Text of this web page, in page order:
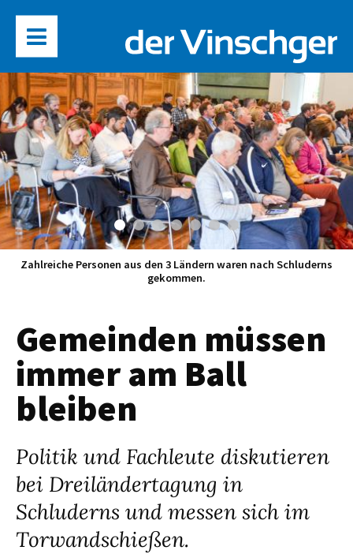
Zahlreiche Personen aus den 3 Ländern waren nach Schluderns
gekommen.
Gemeinden müssen
immer am Ball
bleiben
Politik und Fachleute diskutieren
bei Dreiländertagung in
Schluderns und messen sich im
Torwandschießen.